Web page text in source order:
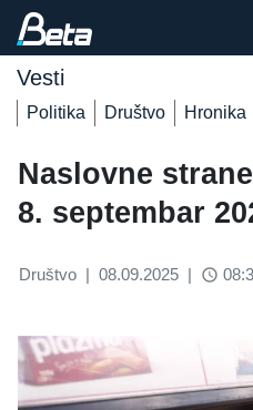
Vesti
Politika Društvo Hronika
Naslovne
8. septembar
Društvo | 08.09.2025 | access_time